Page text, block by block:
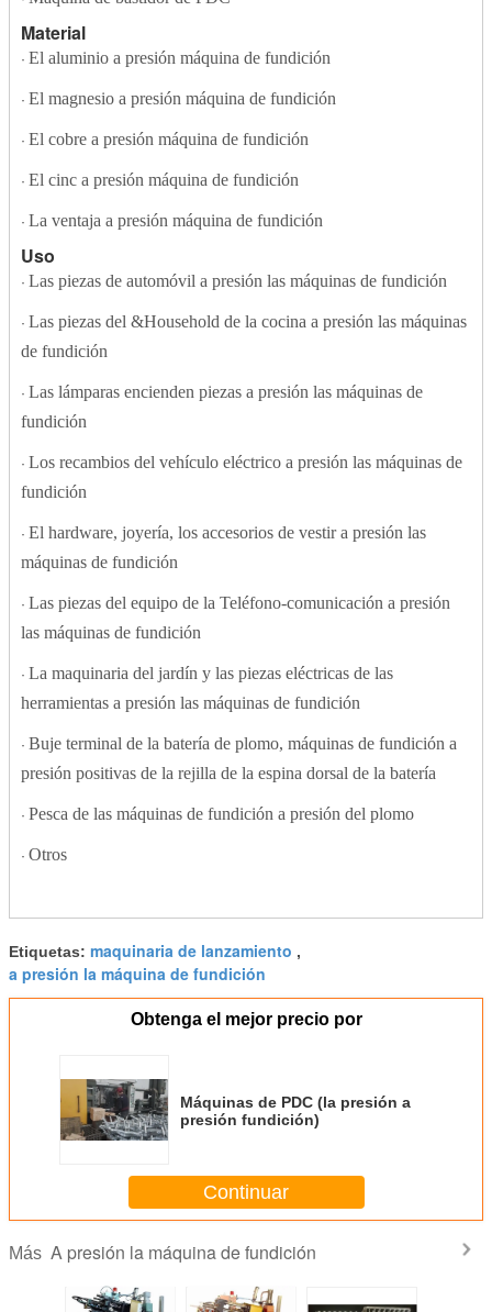
Material
· El aluminio a presión máquina de fundición
· El magnesio a presión máquina de fundición
· El cobre a presión máquina de fundición
· El cinc a presión máquina de fundición
· La ventaja a presión máquina de fundición
Uso
· Las piezas de automóvil a presión las máquinas de fundición
· Las piezas del &Household de la cocina a presión las máquinas
de fundición
· Las lámparas encienden piezas a presión las máquinas de
fundición
· Los recambios del vehículo eléctrico a presión las máquinas de
fundición
· El hardware, joyería, los accesorios de vestir a presión las
máquinas de fundición
· Las piezas del equipo de la Teléfono-comunicación a presión
las máquinas de fundición
· La maquinaria del jardín y las piezas eléctricas de las
herramientas a presión las máquinas de fundición
· Buje terminal de la batería de plomo, máquinas de fundición a
presión positivas de la rejilla de la espina dorsal de la batería
· Pesca de las máquinas de fundición a presión del plomo
· Otros
Etiquetas: maquinaria de lanzamiento ,
a presión la máquina de fundición
Obtenga el mejor precio por
Máquinas de PDC (la presión a
presión fundición)
Continuar
Más A presión la máquina de fundición